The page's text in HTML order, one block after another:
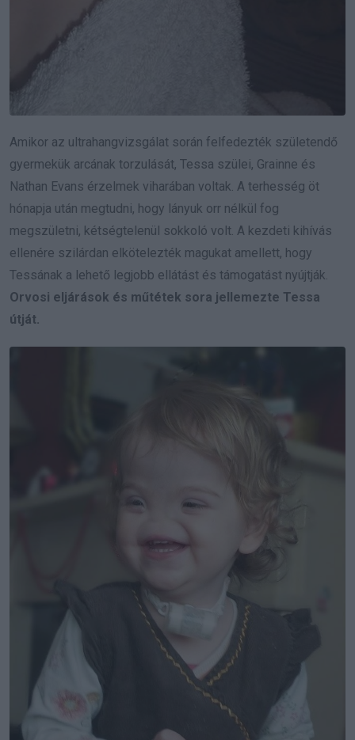
Amikor az ultrahangvizsgálat során felfedezték születendő
gyermekük arcának torzulását, Tessa szülei, Grainne és
Nathan Evans érzelmek viharában voltak. A terhesség öt
hónapja után megtudni, hogy lányuk orr nélkül fog
megszületni, kétségtelenül sokkoló volt. A kezdeti kihívás
ellenére szilárdan elkötelezték magukat amellett, hogy
Tessának a lehető legjobb ellátást és támogatást nyújtják.
Orvosi eljárások és műtétek sora jellemezte Tessa
útját.